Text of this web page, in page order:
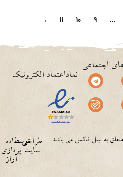
…
9
10
11
→
اجتماعی
نماداعتماد الکترونیک
داده
پردازی
آراز
توسططراحی
سایت
به لیتل فاکس می باشد.